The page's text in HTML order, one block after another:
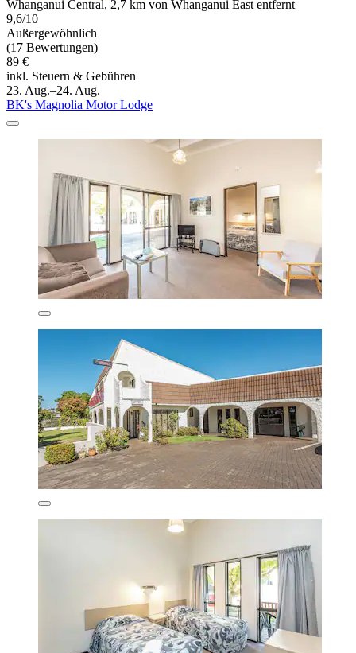
Whanganui Central, 2,7 km von Whanganui East entfernt
9,6/10
Außergewöhnlich
(17 Bewertungen)
89 €
inkl. Steuern & Gebühren
23. Aug.–24. Aug.
BK's Magnolia Motor Lodge